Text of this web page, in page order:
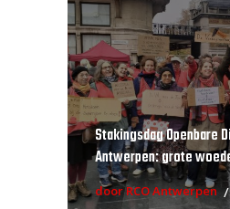
Stakingsdag Openbare
Antwerpen: grote
door RCO Antwerpen